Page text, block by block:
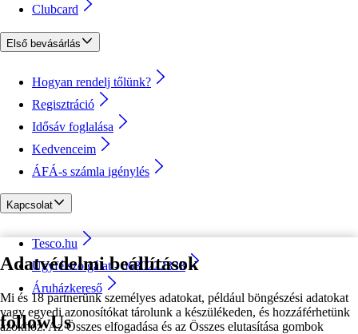
Adatvédelmi beállítások
Mi és 18 partnerünk személyes adatokat, például böngészési adatokat
vagy egyedi azonosítókat tárolunk a készülékeden, és hozzáférhetünk
azokhoz. Az Összes elfogadása és az Összes elutasítása gombok
Clubcard
Első bevásárlás
Hogyan rendelj tőlünk?
Regisztráció
Idősáv foglalása
Kedvenceim
ÁFÁ-s számla igénylés
Kapcsolat
Tesco.hu
Ügyfélszolgálat - 0680222333
Áruházkereső
followUs